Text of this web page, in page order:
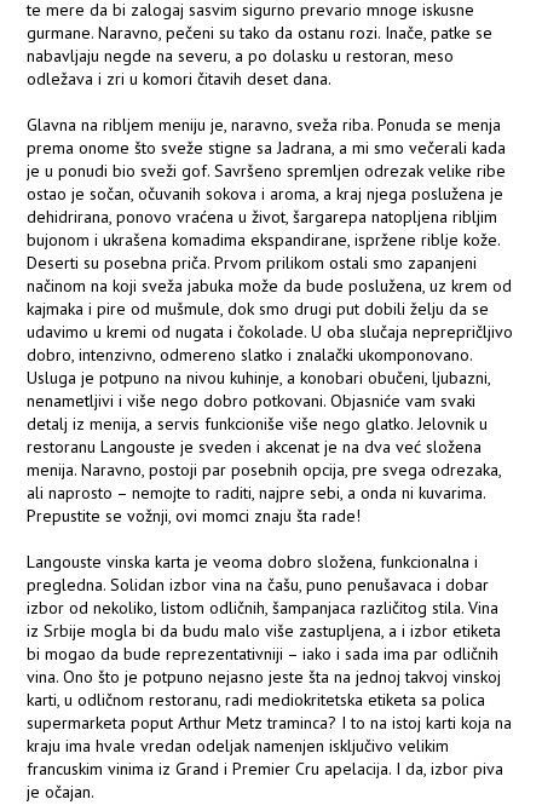
te mere da bi zalogaj sasvim sigurno prevario mnoge iskusne
gurmane. Naravno, pečeni su tako da ostanu rozi. Inače, patke se
nabavljaju negde na severu, a po dolasku u restoran, meso
odležava i zri u komori čitavih deset dana.
Glavna na ribljem meniju je, naravno, sveža riba. Ponuda se menja
prema onome što sveže stigne sa Jadrana, a mi smo večerali kada
je u ponudi bio sveži gof. Savršeno spremljen odrezak velike ribe
ostao je sočan, očuvanih sokova i aroma, a kraj njega poslužena je
dehidrirana, ponovo vraćena u život, šargarepa natopljena ribljim
bujonom i ukrašena komadima ekspandirane, ispržene riblje kože.
Deserti su posebna priča. Prvom prilikom ostali smo zapanjeni
načinom na koji sveža jabuka može da bude poslužena, uz krem od
kajmaka i pire od mušmule, dok smo drugi put dobili želju da se
udavimo u kremi od nugata i čokolade. U oba slučaja neprepričljivo
dobro, intenzivno, odmereno slatko i znalački ukomponovano.
Usluga je potpuno na nivou kuhinje, a konobari obučeni, ljubazni,
nenametljivi i više nego dobro potkovani. Objasniće vam svaki
detalj iz menija, a servis funkcioniše više nego glatko. Jelovnik u
restoranu Langouste je sveden i akcenat je na dva već složena
menija. Naravno, postoji par posebnih opcija, pre svega odrezaka,
ali naprosto – nemojte to raditi, najpre sebi, a onda ni kuvarima.
Prepustite se vožnji, ovi momci znaju šta rade!
Langouste vinska karta je veoma dobro složena, funkcionalna i
pregledna. Solidan izbor vina na čašu, puno penušavaca i dobar
izbor od nekoliko, listom odličnih, šampanjaca različitog stila. Vina
iz Srbije mogla bi da budu malo više zastupljena, a i izbor etiketa
bi mogao da bude reprezentativniji – iako i sada ima par odličnih
vina. Ono što je potpuno nejasno jeste šta na jednoj takvoj vinskoj
karti, u odličnom restoranu, radi mediokritetska etiketa sa polica
supermarketa poput Arthur Metz traminca? I to na istoj karti koja na
kraju ima hvale vredan odeljak namenjen isključivo velikim
francuskim vinima iz Grand i Premier Cru apelacija. I da, izbor piva
je očajan.